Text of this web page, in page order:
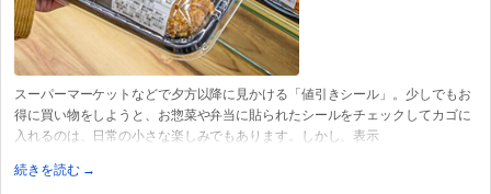
スーパーマーケットなどで夕方以降に見かける「値引きシール」。少しでもお
得に買い物をしようと、お惣菜や弁当に貼られたシールをチェックしてカゴに
入れるのは、日常の小さな楽しみでもあります。しかし、表示
続きを読む →